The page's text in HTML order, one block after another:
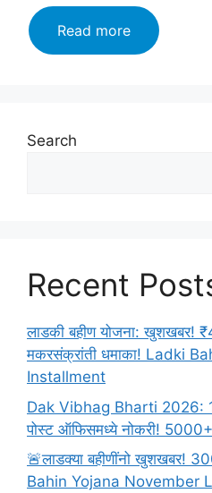
Read moreयवतमाळ
जिल्हा
Search
Recent
लाडकी बहीण योजना: खुशखबर!
मकरसंक्रांती धमाका! Ladki
Installment
Dak Vibhag Bharti 2026:
पोस्ट ऑफिसमध्ये नोकरी!
🚨लाडक्या बहीणींनो खुशखबर!
Bahin Yojana November